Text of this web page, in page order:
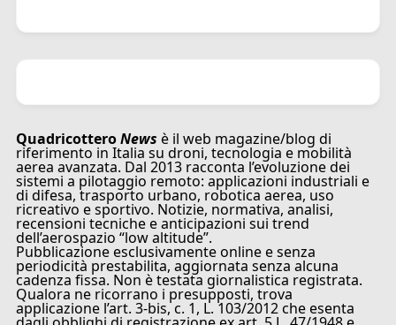
QuadricotteroNews è il web magazine/blog di
riferimento in Italia su droni, tecnologia e mobilità
aerea avanzata. Dal 2013 racconta l’evoluzione dei
sistemi a pilotaggio remoto: applicazioni industriali e
di difesa, trasporto urbano, robotica aerea, uso
ricreativo e sportivo. Notizie, normativa, analisi,
recensioni tecniche e anticipazioni sui trend
dell’aerospazio “low altitude”.
Pubblicazione esclusivamente online e senza
periodicità prestabilita, aggiornata senza alcuna
cadenza fissa. Non è testata giornalistica registrata.
Qualora ne ricorrano i presupposti, trova
applicazione l’art. 3-bis, c. 1, L. 103/2012 che esenta